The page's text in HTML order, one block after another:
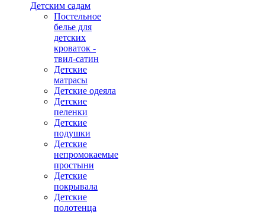
Детским садам
Постельное
белье для
детских
кроваток -
твил-сатин
Детские
матрасы
Детские одеяла
Детские
пеленки
Детские
подушки
Детские
непромокаемые
простыни
Детские
покрывала
Детские
полотенца